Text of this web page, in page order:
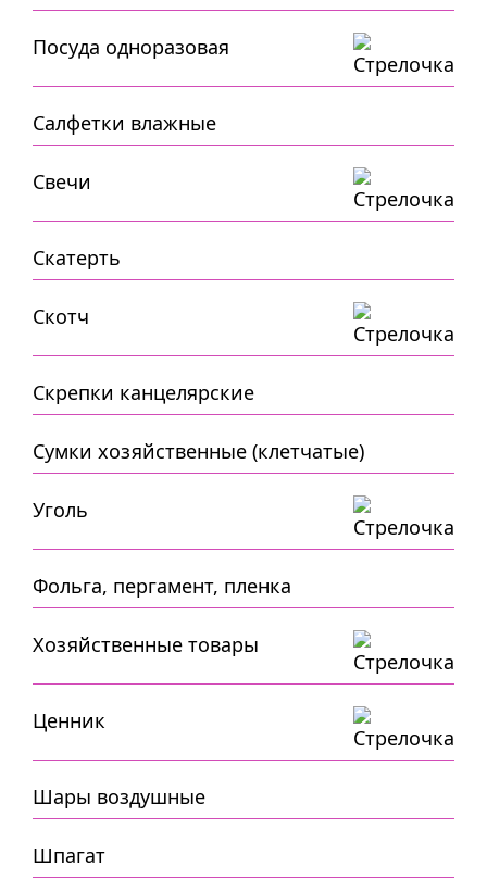
Посуда одноразовая
Салфетки влажные
Свечи
Скатерть
Скотч
Скрепки канцелярские
Сумки хозяйственные (клетчатые)
Уголь
Фольга, пергамент, пленка
Хозяйственные товары
Ценник
Шары воздушные
Шпагат